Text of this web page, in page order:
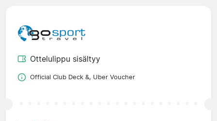
Ottelulippu sisältyy
Official Club Deck &, Uber Voucher